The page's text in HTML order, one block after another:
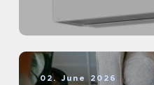
02. June 2026